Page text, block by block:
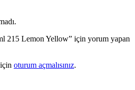
215 Lemon Yellow” için yorum yapan
oturum açmalısınız.